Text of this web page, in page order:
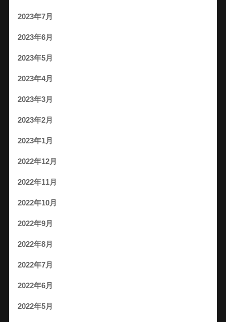
2023年7月
2023年6月
2023年5月
2023年4月
2023年3月
2023年2月
2023年1月
2022年12月
2022年11月
2022年10月
2022年9月
2022年8月
2022年7月
2022年6月
2022年5月